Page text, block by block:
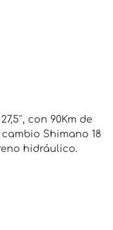
con 90Km de
Shimano 18
hidráulico.